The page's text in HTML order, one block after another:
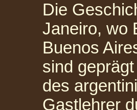
Die
Janeiro, wo
Buenos
sind
des
Gastlehrer